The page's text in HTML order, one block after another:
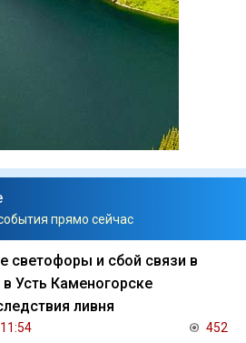
прямо сейчас
светофоры и сбой связи в
Усть Каменогорске
ливня
452